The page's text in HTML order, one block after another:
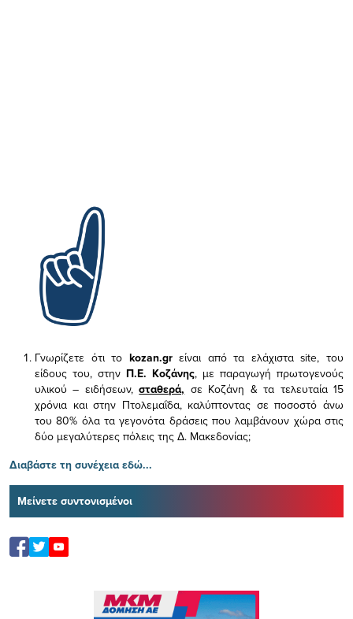
Γνωρίζετε ότι το kozan.gr είναι από τα ελάχισταsite, του
είδους του, στην Π.Ε. Κοζάνης, με παραγωγή πρωτογενούς
υλικού – ειδήσεων,σταθερά, σε Κοζάνη & τα τελευταία 15
χρόνια και στην Πτολεμαΐδα, καλύπτοντας σε ποσοστό άνω
του 80% όλα τα γεγονότα δράσεις που λαμβάνουν χώρα στις
δύο μεγαλύτερες πόλεις της Δ. Μακεδονίας;
Διαβάστε τη συνέχεια εδώ...
Μείνετε συντονισμένοι